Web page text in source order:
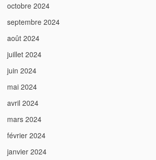
octobre 2024
septembre 2024
août 2024
juillet 2024
juin 2024
mai 2024
avril 2024
mars 2024
février 2024
janvier 2024